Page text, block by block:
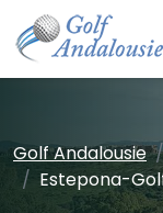
Golf Andalousie
Estepona-